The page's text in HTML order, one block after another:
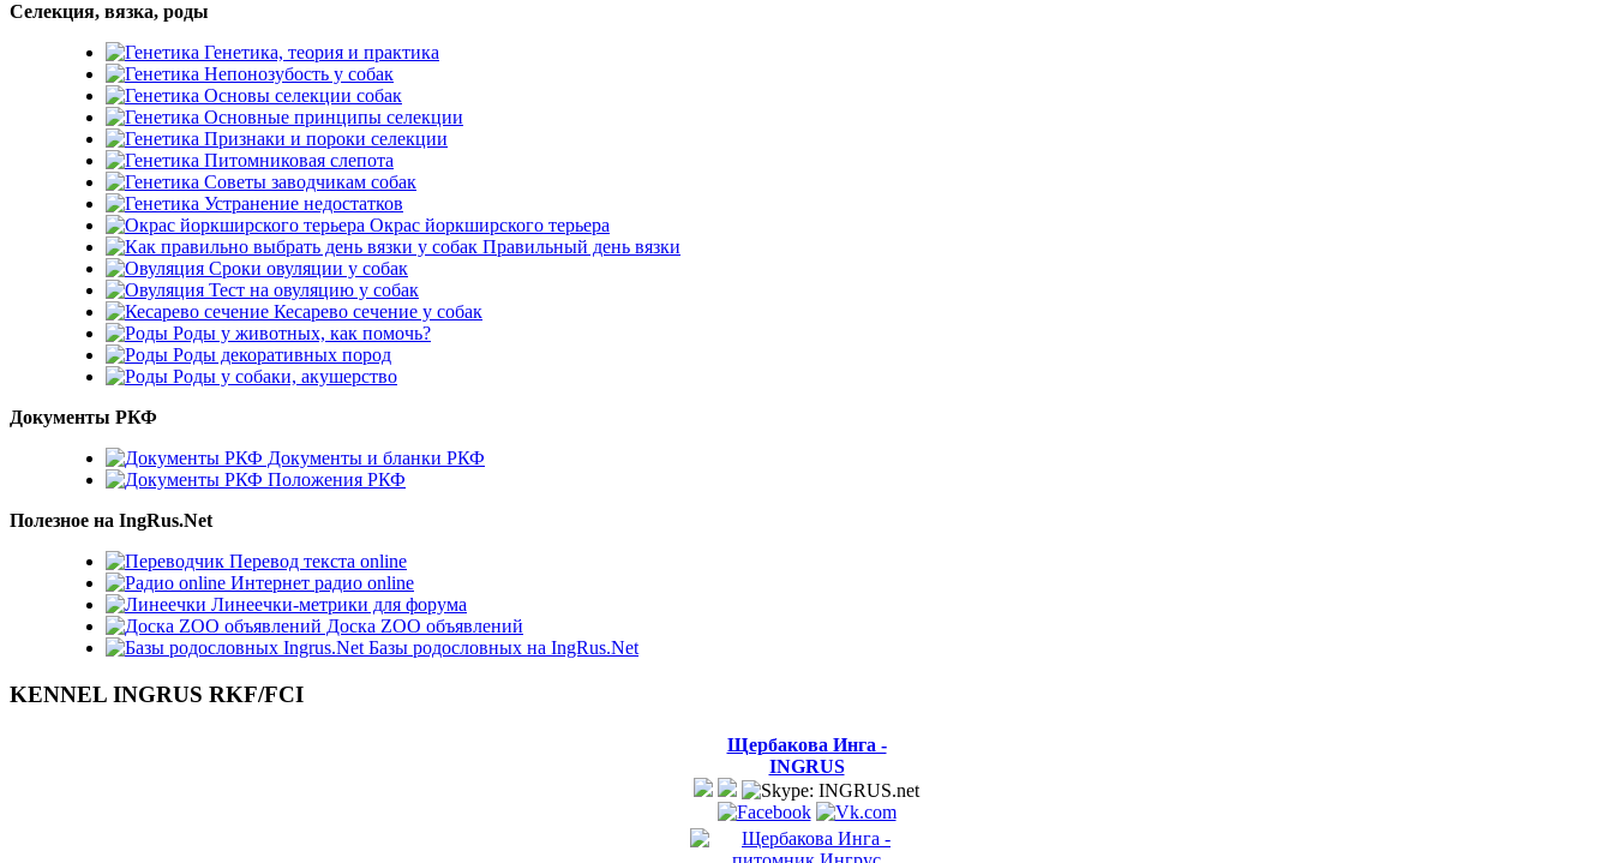
Селекция, вязка, роды
Генетика, теория и практика
Непонозубость у собак
Основы селекции собак
Основные принципы селекции
Признаки и пороки селекции
Питомниковая слепота
Советы заводчикам собак
Устранение недостатков
Окрас йоркширского терьера
Правильный день вязки
Сроки овуляции у собак
Тест на овуляцию у собак
Кесарево сечение у собак
Роды у животных, как помочь?
Роды декоративных пород
Роды у собаки, акушерство
Документы РКФ
Документы и бланки РКФ
Положения РКФ
Полезное на IngRus.Net
Перевод текста online
Интернет радио online
Линеечки-метрики для форума
Доска ZOO объявлений
Базы родословных на IngRus.Net
KENNEL INGRUS RKF/FCI
Щербакова Инга -
INGRUS